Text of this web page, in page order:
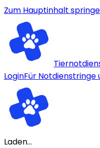
Zum Hauptinhalt
LoginFür Notdienstringe
Laden...